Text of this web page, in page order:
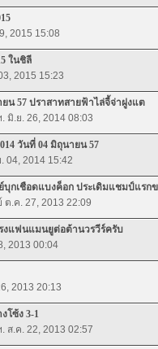
2015 15:08
ในชิลี
2015 15:23
น 57 ปราสาทสายฟ้าไล่จี้จ่าฝูงแต
มิ.ย. 26, 2014 08:03
วันที่ 04 มิถุนายน 57
04, 2014 15:42
กเชือดแบงค็อก ประเดิมแชมป์แรกข
.ค. 27, 2013 22:09
แฟนแมนยูต่อต้านวรวีร์ครับ
2013 00:04
2013 20:13
โซ้ง 3-1
ส.ค. 22, 2013 02:57